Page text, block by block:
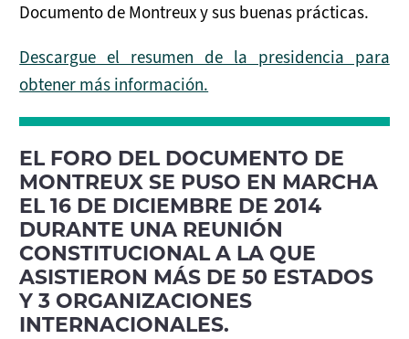
Documento de Montreux y sus buenas prácticas.
Descargue el resumen de la presidencia para
obtener más información.
EL FORO DEL DOCUMENTO DE
MONTREUX SE PUSO EN MARCHA
EL 16 DE DICIEMBRE DE 2014
DURANTE UNA REUNIÓN
CONSTITUCIONAL A LA QUE
ASISTIERON MÁS DE 50 ESTADOS
Y 3 ORGANIZACIONES
INTERNACIONALES.